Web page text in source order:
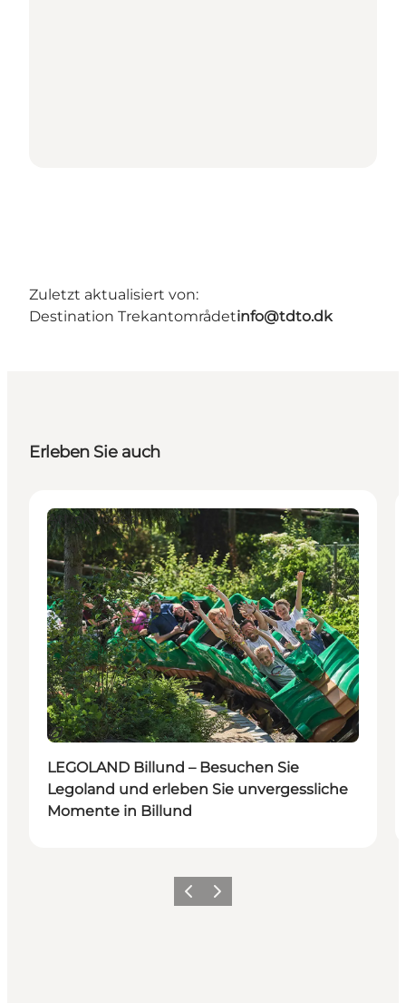
Zuletzt aktualisiert von:
Destination Trekantområdetinfo@tdto.dk
Erleben Sie auch
Nachhaltig
Attraktionen
LEGOLAND Billund – Besuchen Sie
Legoland und erleben Sie unvergessliche
Momente in Billund
Vorherige Folie
Nächste Folie